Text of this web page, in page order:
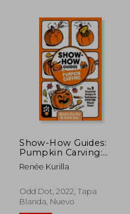
dcto. $ 17.48
Show-How Guides:
Pumpkin Carving:
The 9 Essential
Designs & Techniques
Know! (en Inglés)
Renée Kurilla
Odd Dot, 2022, Tapa
Blanda, Nuevo